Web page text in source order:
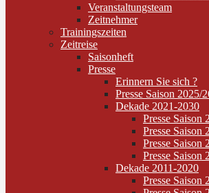
Veranstaltungsteam
Zeitnehmer
Trainingszeiten
Zeitreise
Saisonheft
Presse
Erinnern Sie sich ?
Presse Saison 2025/
Dekade 2021-2030
Presse Saison
Presse Saison
Presse Saison
Presse Saison
Dekade 2011-2020
Presse Saison